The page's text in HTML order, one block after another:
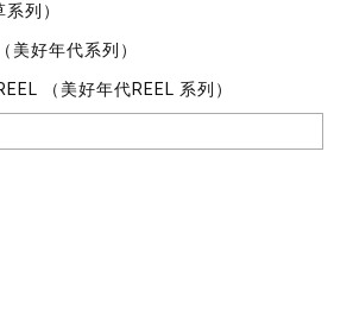
列）
美好年代系列）
（美好年代REEL 系列）